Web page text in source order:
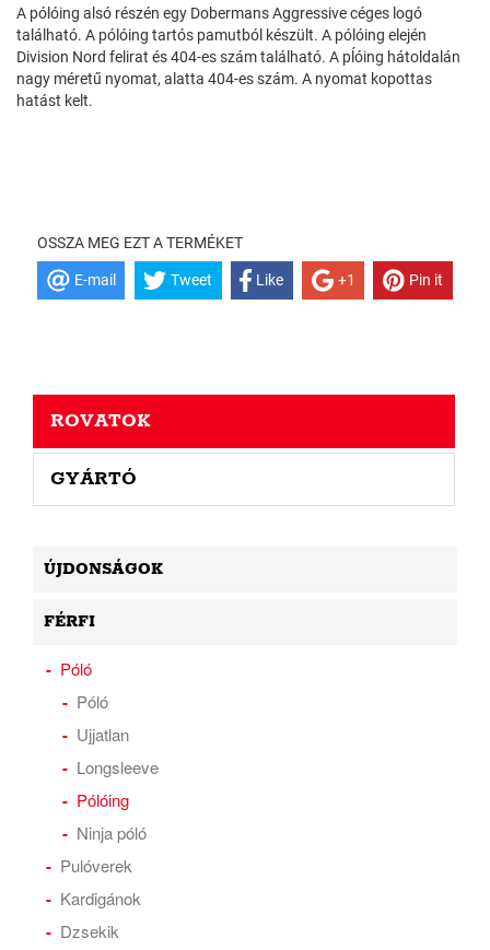
A pólóing alsó részén egy Dobermans Aggressive céges logó
található. A pólóing tartós pamutból készült. A pólóing elején
Division Nord felirat és 404-es szám található. A pĺóing hátoldalán
nagy méretű nyomat, alatta 404-es szám. A nyomat kopottas
hatást kelt.
OSSZA MEG EZT A TERMÉKET
E-mail Tweet Like +1 Pin it
ROVATOK
GYÁRTÓ
ÚJDONSÁGOK
FÉRFI
Póló
Póló
Ujjatlan
Longsleeve
Pólóing
Ninja póló
Pulóverek
Kardigánok
Dzsekik